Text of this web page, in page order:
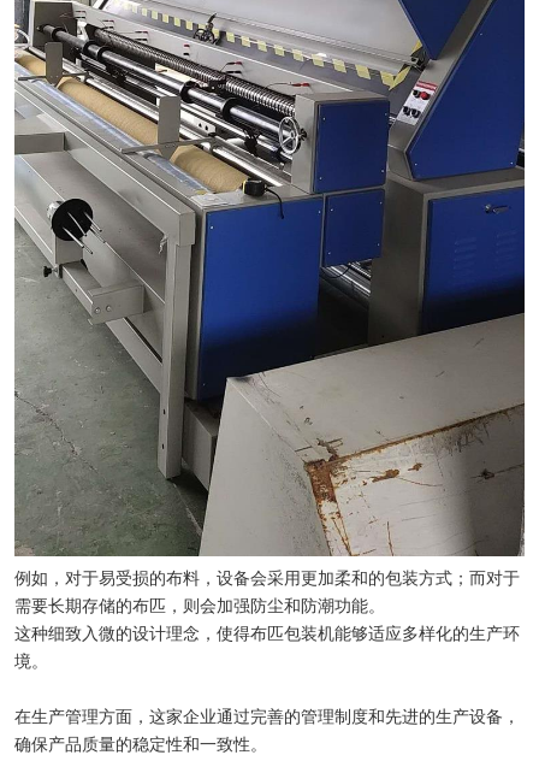
例如，对于易受损的布料，设备会采用更加柔和的包装方式；而对于
需要长期存储的布匹，则会加强防尘和防潮功能。
这种细致入微的设计理念，使得布匹包装机能够适应多样化的生产环
境。
在生产管理方面，这家企业通过完善的管理制度和先进的生产设备，
确保产品质量的稳定性和一致性。